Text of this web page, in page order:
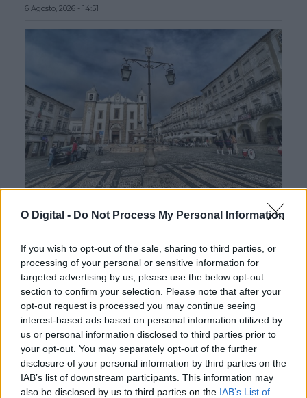
O Digital - Do Not Process My Personal Information
If you wish to opt-out of the sale, sharing to third parties, or
processing of your personal or sensitive information for
targeted advertising by us, please use the below opt-out
section to confirm your selection. Please note that after your
opt-out request is processed you may continue seeing
interest-based ads based on personal information utilized by
us or personal information disclosed to third parties prior to
your opt-out. You may separately opt-out of the further
disclosure of your personal information by third parties on the
IAB’s list of downstream participants. This information may
also be disclosed by us to third parties on the IAB’s List of
6 Agosto, 2026 - 14:51
Instituto Cultural de Évora promove fichas pedagógicas
gratuitas sobre património e natureza
promovem o Ciclo de...
6 Agosto, 2026 - 12:15